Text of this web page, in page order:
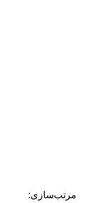
مرتب‌سازی: